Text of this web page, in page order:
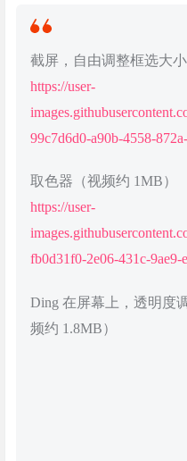
截屏，自由调整框选大小
https://user-
99c7d6d0-a90b-4558-
取色器（视频约 1MB）
https://user-
fb0d31f0-2e06-431c-9ae9-
Ding 在屏幕上，透明度
频约 1.8MB）